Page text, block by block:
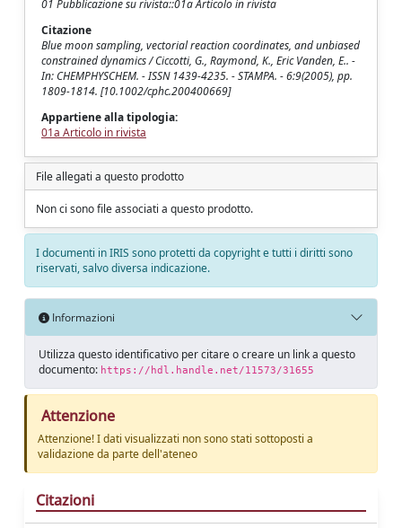
01 Pubblicazione su rivista::01a Articolo in rivista
Citazione
Blue moon sampling, vectorial reaction coordinates, and unbiased
constrained dynamics / Ciccotti, G., Raymond, K., Eric Vanden, E.. -
In: CHEMPHYSCHEM. - ISSN 1439-4235. - STAMPA. - 6:9(2005), pp.
1809-1814. [10.1002/cphc.200400669]
Appartiene alla tipologia:
01a Articolo in rivista
File allegati a questo prodotto
Non ci sono file associati a questo prodotto.
I documenti in IRIS sono protetti da copyright e tutti i diritti sono
riservati, salvo diversa indicazione.
Informazioni
Utilizza questo identificativo per citare o creare un link a questo
documento: https://hdl.handle.net/11573/31655
Attenzione
Attenzione! I dati visualizzati non sono stati sottoposti a
validazione da parte dell'ateneo
Citazioni